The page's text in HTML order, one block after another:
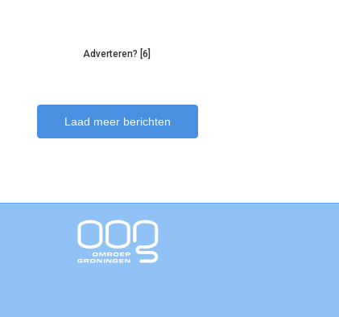
Adverteren? [6]
Laad meer berichten